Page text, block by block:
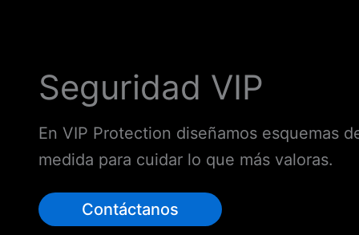
Seguridad VIP
En VIP Protection diseñamos esquemas
medida para cuidar lo que más valoras.
Contáctanos